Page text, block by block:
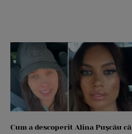
Cum a descoperit Alina Pușcău că